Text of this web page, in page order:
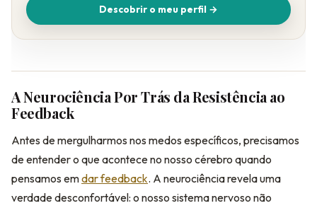
Descobrir o meu perfil →
A Neurociência Por Trás da Resistência ao
Feedback
Antes de mergulharmos nos medos específicos, precisamos
de entender o que acontece no nosso cérebro quando
pensamos emdar feedback. A neurociência revela uma
verdade desconfortável: o nosso sistema nervoso não